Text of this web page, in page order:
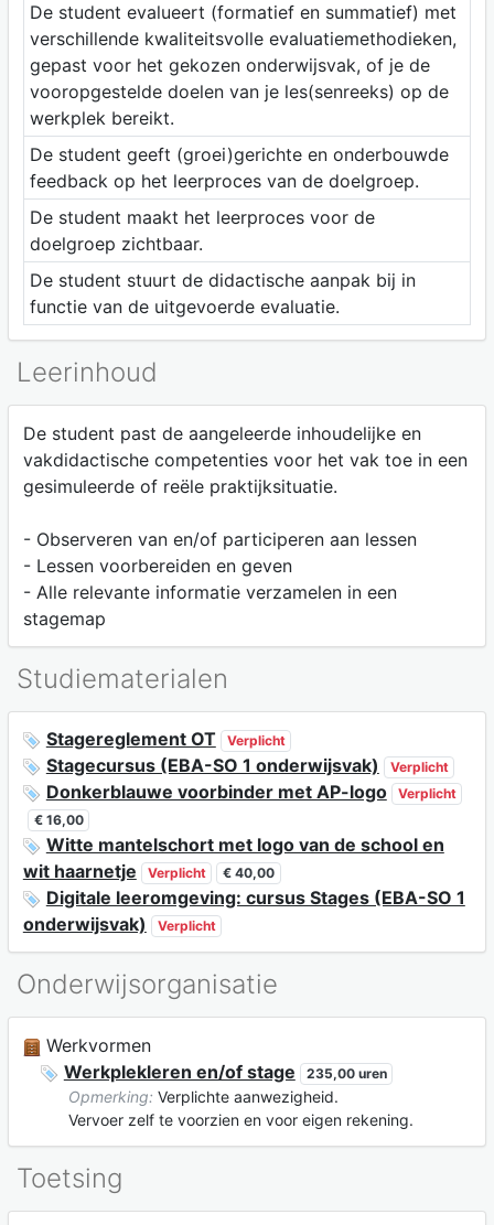
De student evalueert (formatief en summatief) met
verschillende kwaliteitsvolle evaluatiemethodieken,
gepast voor het gekozen onderwijsvak, of je de
vooropgestelde doelen van je les(senreeks) op de
werkplek bereikt.
De student geeft (groei)gerichte en onderbouwde
feedback op het leerproces van de doelgroep.
De student maakt het leerproces voor de
doelgroep zichtbaar.
De student stuurt de didactische aanpak bij in
functie van de uitgevoerde evaluatie.
Leerinhoud
De student past de aangeleerde inhoudelijke en
vakdidactische competenties voor het vak toe in een
gesimuleerde of reële praktijksituatie.
- Observeren van en/of participeren aan lessen
- Lessen voorbereiden en geven
- Alle relevante informatie verzamelen in een
stagemap
Studiematerialen
Stagereglement OT Verplicht
Stagecursus (EBA-SO 1 onderwijsvak) Verplicht
Donkerblauwe voorbinder met AP-logo
Verplicht
€ 16,00
Witte mantelschort met logo van de school en
wit haarnetje
Verplicht € 40,00
Digitale leeromgeving: cursus Stages (EBA-SO 1
onderwijsvak)
Verplicht
Onderwijsorganisatie
Werkvormen
Werkplekleren en/of stage
235,00 uren
Opmerking: Verplichte aanwezigheid.
Vervoer zelf te voorzien en voor eigen rekening.
Toetsing